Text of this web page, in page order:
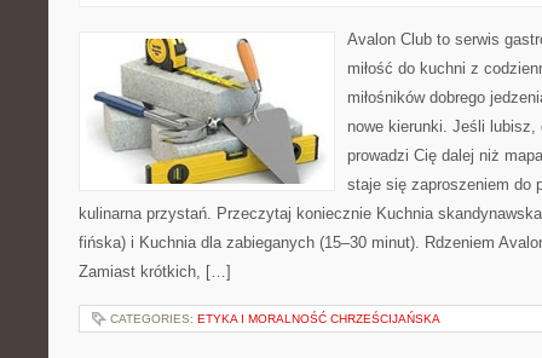
Avalon Club to serwis
miłość do kuchni z
miłośników dobrego
nowe kierunki. Jeśli lubisz,
prowadzi Cię dalej niż
staje się zaproszeniem do
kulinarna przystań. Przeczytaj koniecznie Kuchnia
fińska) i Kuchnia dla zabieganych (15–30 minut). Rdzeniem
Zamiast krótkich, […]
CATEGORIES: ETYKA I MORALNOŚĆ CHRZEŚCIJAŃSKA